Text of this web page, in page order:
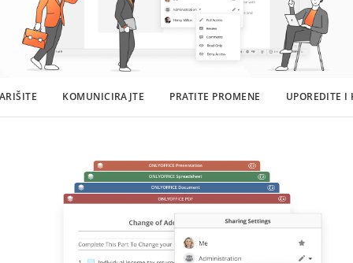
KOMUNICIRAJTE PRATITE PROMENE UPOREDITE I